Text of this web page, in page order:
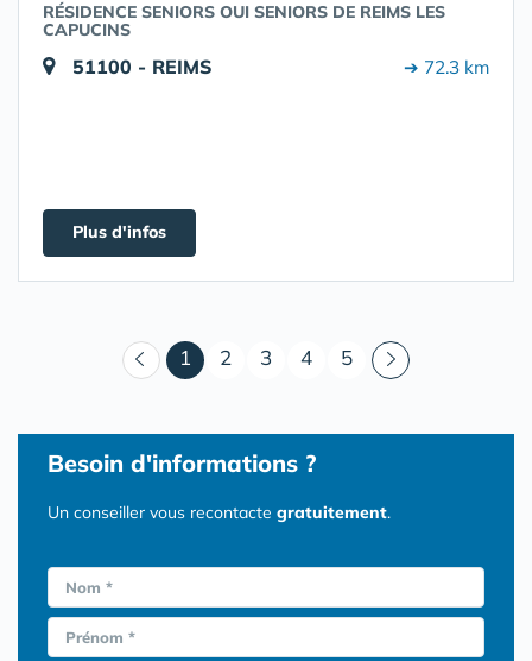
RÉSIDENCE SENIORS OUI SENIORS DE REIMS LES
CAPUCINS
51100 - REIMS ➔ 72.3 km
Plus d'infos
1 (courant)
2 3 4 5
Besoin d'informations ?
Un conseiller vous recontacte gratuitement.
Nom *
Prénom *